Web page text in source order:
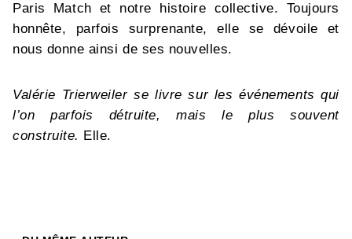
Paris Match et notre histoire collective. Toujours
honnête, parfois surprenante, elle se dévoile et
nous donne ainsi de ses nouvelles.
Valérie Trierweiler se livre sur les événements qui
l’on parfois détruite, mais le plus souvent
construite. Elle.